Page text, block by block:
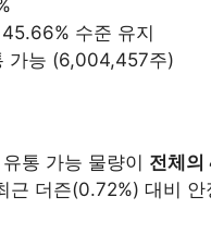
수준 유지
가능 (6,004,457주)
통 가능 물량이 전체
근 더즌(0.72%) 대비